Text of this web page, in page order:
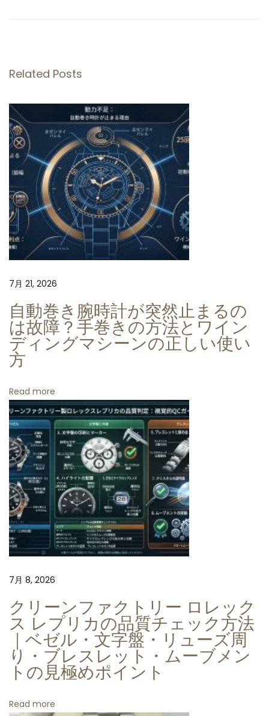
ァ
ト
リ
ー
の
傑
作
：
ロ
レ
ッ
ス
G
M
T
マ
タ
ー
I
I
ピ
ー
タ
ン
ベ
ゼ
ル
3
8
5
ー
ブ
ン
Related Posts
7月 21, 2026
自動巻き腕時計が突然止まるの
は故障？手巻きの方法とワイン
ディングマシーンの正しい使い
方
Read more
7月 8, 2026
クリーンファクトリー ロレック
ス レプリカの品質チェック方法
｜ベゼル・文字盤・リューズ周
り・ブレスレット・ムーブメン
トの見極めポイント
Read more